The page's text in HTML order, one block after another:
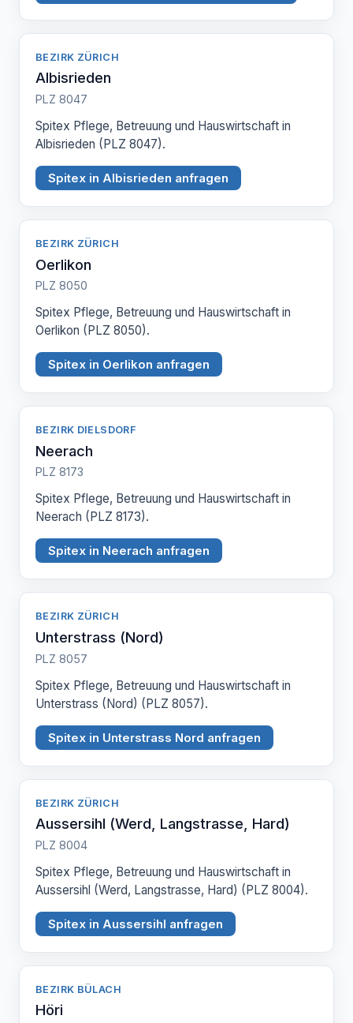
BEZIRK ZÜRICH
Albisrieden
PLZ 8047
Spitex Pflege, Betreuung und Hauswirtschaft in
Albisrieden (PLZ 8047).
Spitex in Albisrieden anfragen
BEZIRK ZÜRICH
Oerlikon
PLZ 8050
Spitex Pflege, Betreuung und Hauswirtschaft in
Oerlikon (PLZ 8050).
Spitex in Oerlikon anfragen
BEZIRK DIELSDORF
Neerach
PLZ 8173
Spitex Pflege, Betreuung und Hauswirtschaft in
Neerach (PLZ 8173).
Spitex in Neerach anfragen
BEZIRK ZÜRICH
Unterstrass (Nord)
PLZ 8057
Spitex Pflege, Betreuung und Hauswirtschaft in
Unterstrass (Nord) (PLZ 8057).
Spitex in Unterstrass Nord anfragen
BEZIRK ZÜRICH
Aussersihl (Werd, Langstrasse, Hard)
PLZ 8004
Spitex Pflege, Betreuung und Hauswirtschaft in
Aussersihl (Werd, Langstrasse, Hard) (PLZ 8004).
Spitex in Aussersihl anfragen
BEZIRK BÜLACH
Höri